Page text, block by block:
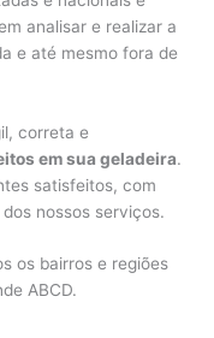
analisar e realizar a
e até mesmo fora de
correta e
em sua geladeira.
satisfeitos, com
nossos serviços.
os bairros e regiões
ABCD.